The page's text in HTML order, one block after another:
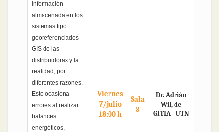
información
almacenada en los
sistemas tipo
georeferenciados
GIS de las
distribuidoras y la
realidad, por
diferentes razones.
Esto ocasiona
errores al realizar
balances
energéticos,
Viernes
7/julio
18:00 h
Sala
3
Dr. Adrián
Wil, de
GITIA - UTN